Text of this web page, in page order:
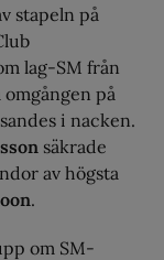
stapeln på
lag-SM från
på
i nacken.
säkrade
av högsta
.
om SM-